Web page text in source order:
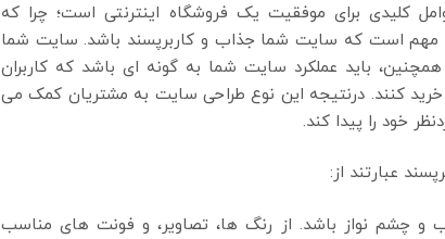
کلیدی برای موفقیت یک فروشگاه اینترنتی است؛ چرا که
مهم است که سایت شما جذاب و کاربرپسند باشد. سایت شما
باید عملکرد سایت شما به گونه ای باشد که کاربران
خرید کنند. درنتیجه این نوع طراحی سایت به مشتریان کمک می
خود را پیدا کند.
عبارتند از:
و چشم نواز باشد. از رنگ ها، تصاویر، و فونت های مناسب